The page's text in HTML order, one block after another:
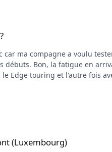
Et bien je suis fort étonné de constater que mes
la fatigue en arrivant est pas la
Edge touring et l'autre fois
(Luxembourg)